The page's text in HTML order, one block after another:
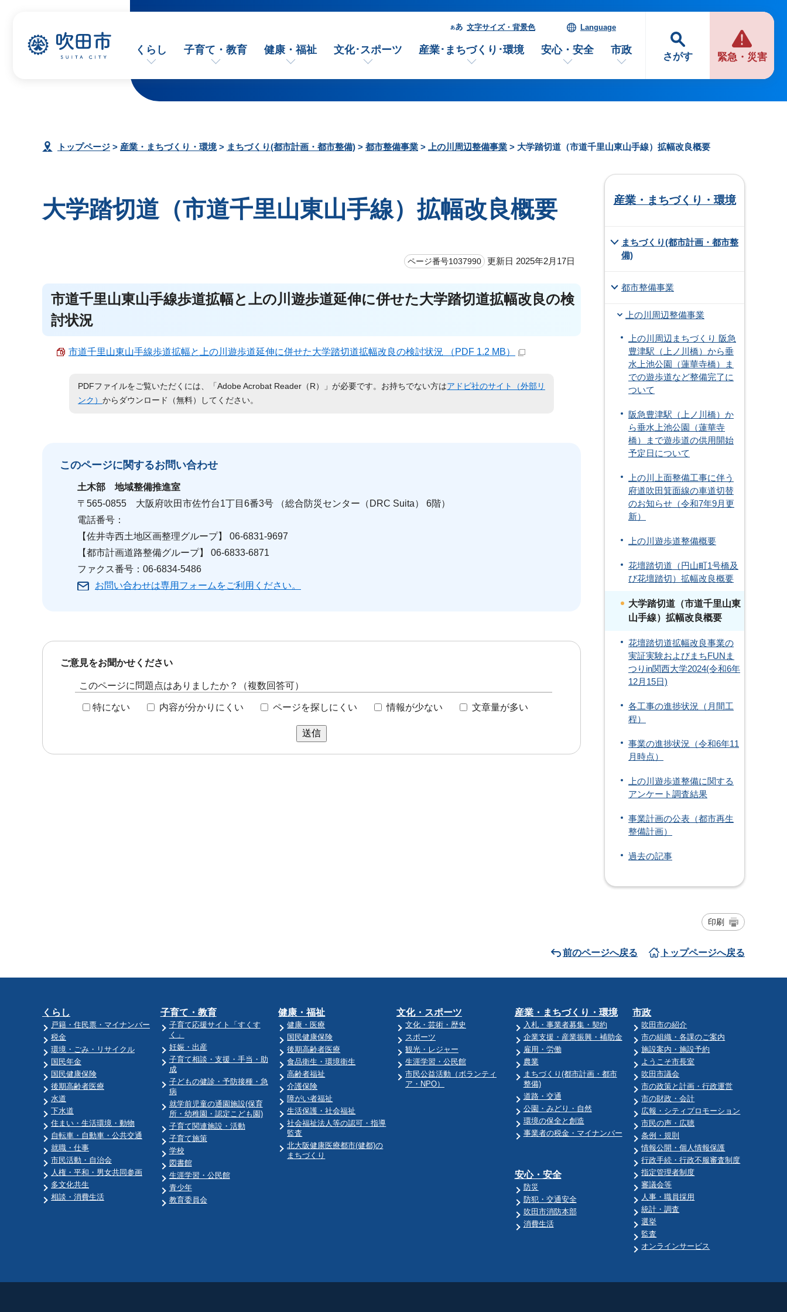
さがす 緊急・災害
文字サイズ・背景色 Language
くらし 子育て・教育 健康・福祉 文化･スポーツ 産業･まちづくり･環境 安心・安全 市政
トップページ > 産業・まちづくり・環境> まちづくり(都市計画・都市整備) > 都市整備事業 > 上の川周辺整備事業 > 大学踏切道（市道千里山東山手線）拡幅改良概要
大学踏切道（市道千里山東山手線）拡幅改良概要
ページ番号1037990 更新日 2025年2月17日
市道千里山東山手線歩道拡幅と上の川遊歩道延伸に併せた大学踏切道拡幅改良の検
討状況
市道千里山東山手線歩道拡幅と上の川遊歩道延伸に併せた大学踏切道拡幅改良の検討状況 （PDF 1.2 MB）
PDFファイルをご覧いただくには、「Adobe Acrobat Reader（R）」が必要です。お持ちでない方はアドビ社のサイト（外部リ
ンク） からダウンロード（無料）してください。
このページに関するお問い合わせ
土木部 地域整備推進室
〒565-0855 大阪府吹田市佐竹台1丁目6番3号 （総合防災センター（DRC Suita） 6階）
電話番号：
【佐井寺西土地区画整理グループ】 06-6831-9697
【都市計画道路整備グループ】 06-6833-6871
ファクス番号：06-6834-5486
お問い合わせは専用フォームをご利用ください。
ご意見をお聞かせください
このページに問題点はありましたか？（複数回答可）
特にない 内容が分かりにくい ページを探しにくい 情報が少ない 文章量が多い
送信
産業・まちづくり・環境
まちづくり(都市計画・都市整
備)
都市整備事業
上の川周辺整備事業
上の川周辺まちづくり 阪急
豊津駅（上ノ川橋）から垂
水上池公園（蓮華寺橋）ま
での遊歩道など整備完了に
ついて
阪急豊津駅（上ノ川橋）か
ら垂水上池公園（蓮華寺
橋）まで遊歩道の供用開始
予定日について
上の川上面整備工事に伴う
府道吹田箕面線の車道切替
のお知らせ（令和7年9月更
新）
上の川遊歩道整備概要
花壇踏切道（円山町1号橋及
び花壇踏切）拡幅改良概要
大学踏切道（市道千里山東
山手線）拡幅改良概要
花壇踏切道拡幅改良事業の
実証実験およびまちFUNま
つりin関西大学2024(令和6年
12月15日)
各工事の進捗状況（月間工
程）
事業の進捗状況（令和6年11
月時点）
上の川遊歩道整備に関する
アンケート調査結果
事業計画の公表（都市再生
整備計画）
過去の記事
印刷
前のページへ戻る トップページへ戻る
くらし
戸籍・住民票・マイナンバー
税金
環境・ごみ・リサイクル
国民年金
国民健康保険
後期高齢者医療
水道
下水道
住まい・生活環境・動物
自転車・自動車・公共交通
就職・仕事
市民活動・自治会
人権・平和・男女共同参画
多文化共生
相談・消費生活
子育て・教育
子育て応援サイト「すくす
く」
妊娠・出産
子育て相談・支援・手当・助
成
子どもの健診・予防接種・急
病
就学前児童の通園施設(保育
所・幼稚園・認定こども園)
子育て関連施設・活動
子育て施策
学校
図書館
生涯学習・公民館
青少年
教育委員会
健康・福祉
健康・医療
国民健康保険
後期高齢者医療
食品衛生・環境衛生
高齢者福祉
介護保険
障がい者福祉
生活保護・社会福祉
社会福祉法人等の認可・指導
監査
北大阪健康医療都市(健都)の
まちづくり
文化・スポーツ
文化・芸術・歴史
スポーツ
観光・レジャー
生涯学習・公民館
市民公益活動（ボランティ
ア・NPO）
産業・まちづくり・環境
入札・事業者募集・契約
企業支援・産業振興・補助金
雇用・労働
農業
まちづくり(都市計画・都市
整備)
道路・交通
公園・みどり・自然
環境の保全と創造
事業者の税金・マイナンバー
安心・安全
防災
防犯・交通安全
吹田市消防本部
消費生活
市政
吹田市の紹介
市の組織・各課のご案内
施設案内・施設予約
ようこそ市長室
吹田市議会
市の政策と計画・行政運営
市の財政・会計
広報・シティプロモーション
市民の声・広聴
条例・規則
情報公開・個人情報保護
行政手続・行政不服審査制度
指定管理者制度
審議会等
人事・職員採用
統計・調査
選挙
監査
オンラインサービス